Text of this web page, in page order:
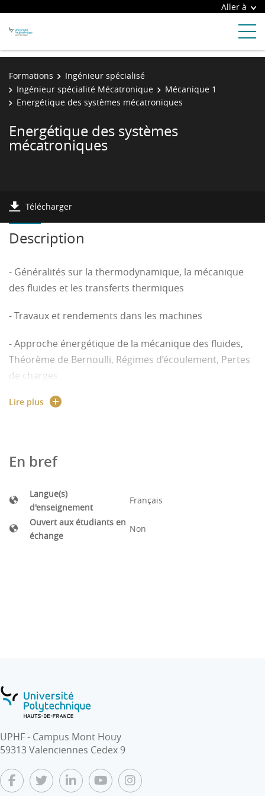
Aller à
Formations
Ingénieur spécialisé
Ingénieur spécialité Mécatronique
Mécanique 1
Energétique des systèmes mécatroniques
Energétique des systèmes
mécatroniques
Télécharger
Description
- Généralités sur la thermodynamique, la mécanique
des fluides et les transferts thermiques
- Travaux et rendements dans les machines
- Approche énergétique de la mécanique des fluides,
Théorème de Bernoulli, Régimes d’écoulement, Pertes
de charges
- Analogie électrique en transferts thermiques pour
Lire plus
En bref
Langue(s)
d'enseignement
Français
Ouvert aux étudiants en
échange
Non
UPHF - Campus Mont Houy
59313 Valenciennes Cedex 9